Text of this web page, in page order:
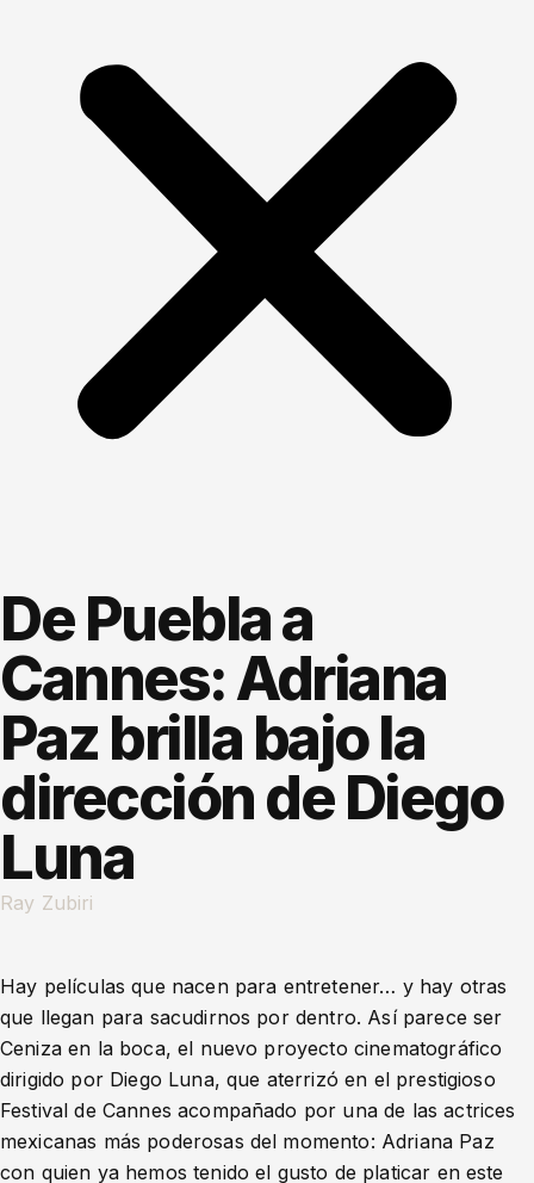
De Puebla a
Cannes: Adriana
Paz brilla bajo la
dirección de Diego
Luna
Ray Zubiri
Hay películas que nacen para entretener… y hay otras
que llegan para sacudirnos por dentro. Así parece ser
Ceniza en la boca, el nuevo proyecto cinematográfico
dirigido por Diego Luna, que aterrizó en el prestigioso
Festival de Cannes acompañado por una de las actrices
mexicanas más poderosas del momento: Adriana Paz
con quien ya hemos tenido el gusto de platicar en este